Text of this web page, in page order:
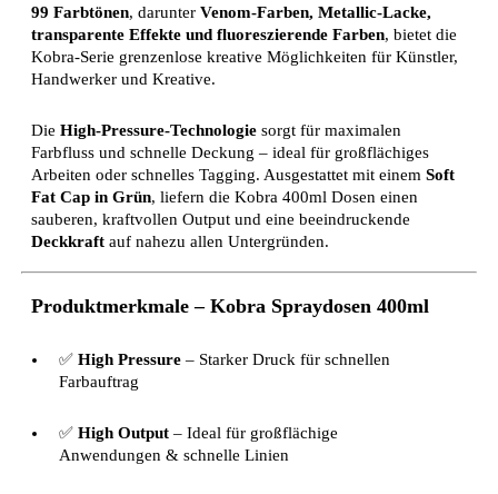
99 Farbtönen, darunter Venom-Farben, Metallic-Lacke,
transparente Effekte und fluoreszierende Farben, bietet die
Kobra-Serie grenzenlose kreative Möglichkeiten für Künstler,
Handwerker und Kreative.
Die High-Pressure-Technologie sorgt für maximalen
Farbfluss und schnelle Deckung – ideal für großflächiges
Arbeiten oder schnelles Tagging. Ausgestattet mit einem Soft
Fat Cap in Grün, liefern die Kobra 400ml Dosen einen
sauberen, kraftvollen Output und eine beeindruckende
Deckkraft auf nahezu allen Untergründen.
Produktmerkmale – Kobra Spraydosen 400ml
✅ High Pressure – Starker Druck für schnellen
Farbauftrag
✅ High Output – Ideal für großflächige
Anwendungen & schnelle Linien